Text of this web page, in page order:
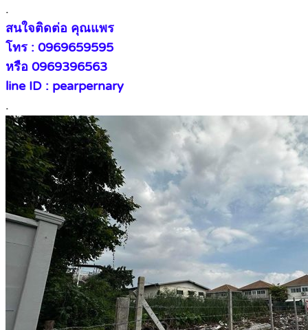
.
สนใจติดต่อ คุณแพร
โทร : 0969659595
หรือ 0969396563
line ID : pearpernary
.